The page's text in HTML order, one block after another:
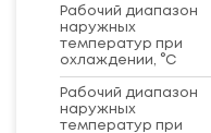
Рабочий диапазон
наружных
температур при
охлаждении, °C
Рабочий диапазон
наружных
температур при